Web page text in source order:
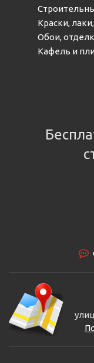
Краски,
Обои,
Кафель и